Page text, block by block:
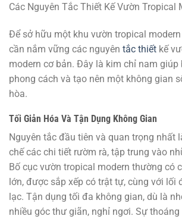
Các Nguyên Tắc Thiết Kế Vườn Tropical
Để sở hữu một khu vườn tropical
cần nắm vững các nguyên tắc thiết kế
modern cơ bản. Đây là kim chỉ nam giúp
phong cách và tạo nên một không gian
hòa.
Tối Giản Hóa Và Tận Dụng Không Gian
Nguyên tắc đầu tiên và quan trọng nhất
chế các chi tiết rườm rà, tập trung vào
Bố cục vườn tropical modern thường có
lớn, được sắp xếp có trật tự, cùng với lối
lạc. Tận dụng tối đa không gian, dù là
nhiều góc thư giãn, nghỉ ngơi. Sự